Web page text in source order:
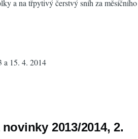
a na třpytivý čerstvý sníh za měsíčního
a 15. 4. 2014
2013/2014, 2.